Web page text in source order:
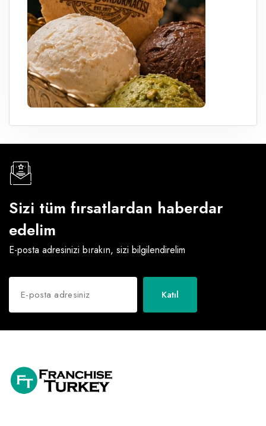
Sizi tüm fırsatlardan haberdar
edelim
E-posta adresinizi bırakın, sizi bilgilendirelim
Katıl